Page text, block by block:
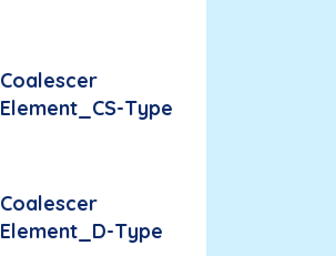
Coalescer
Element_CS-Type
Coalescer
Element_D-Type